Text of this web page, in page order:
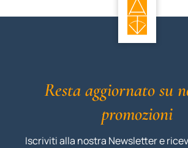
Resta aggiornato su
promozioni
Iscriviti alla nostra Newsletter e